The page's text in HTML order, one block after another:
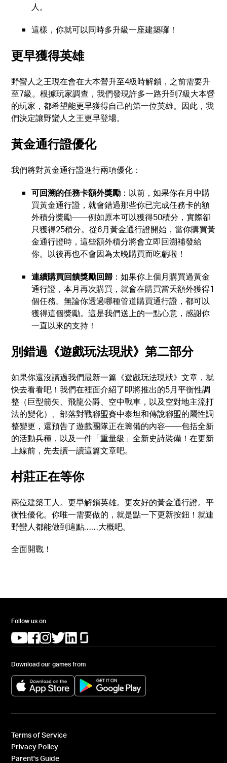
人。
這樣，你就可以同時多升級一座建築囉！
更早獲得英雄
野蠻人之王現在會在大本營升至4級時解鎖，之前需要升
至7級。根據玩家調查，我們發現許多一路升到7級大本營
的玩家，都希望能更早獲得自己的第一位英雄。因此，我
們決定讓野蠻人之王更早登場。
黃金通行證優化
我們將對黃金通行證進行兩項優化：
可回溯的任務卡額外獎勵 ：以前，如果你在月中購
買黃金通行證，就會錯過那些你已完成任務卡的額
外積分獎勵——例如原本可以獲得50積分，實際卻
只獲得25積分。從6月黃金通行證開始，當你購買黃
金通行證時，這些額外積分將會立即回溯補發給
你。以後再也不會因為太晚購買而吃虧啦！
連續購買回饋獎勵回歸 ：如果你上個月購買過黃金
通行證，本月再次購買，就會在購買當天額外獲得1
個任務。無論你透過哪種管道購買通行證，都可以
獲得這個獎勵。這是我們送上的一點心意，感謝你
一直以來的支持！
別錯過《遊戲玩法現狀》第二部分
如果你還沒讀過我們最新一篇《遊戲玩法現狀》文章，就
快去看看吧！我們在裡面介紹了即將推出的5月平衡性調
整（巨型箭矢、飛龍公爵、空中戰車，以及空對地主流打
法的變化）、部落對戰聯盟賽中泰坦和傳說聯盟的屬性調
整變更，還預告了遊戲團隊正在籌備的內容——包括全新
的活動兵種，以及一件「重量級」全新史詩裝備！在更新
上線前，先去讀一讀這篇文章吧。
村莊正在等你
兩位建築工人。更早解鎖英雄。更友好的黃金通行證。平
衡性優化。你唯一需要做的，就是點一下更新按鈕！就連
野蠻人都能做到這點……大概吧。
全面開戰！
Follow us on
(opens in a new tab)
(opens in a new tab)
(opens in a new tab)
(opens in a new tab)
(opens in a new tab)
Download our games from
(opens in a new tab) (opens in a new tab)
Terms of Service
Privacy Policy
Parent's Guide